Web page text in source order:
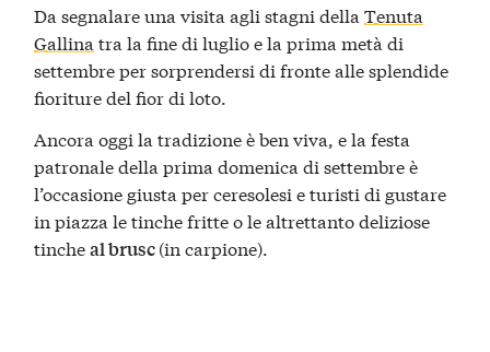
Da segnalare una visita agli stagni dellaTenuta
Gallina tra la fine di luglio e la prima metà di
settembre per sorprendersi di fronte alle splendide
fioriture del fior di loto.
Ancora oggi la tradizione è ben viva, e la festa
patronale della prima domenica di settembre è
l’occasione giusta per ceresolesi e turisti di gustare
in piazza le tinche fritte o le altrettanto deliziose
tincheal brusc(in carpione).